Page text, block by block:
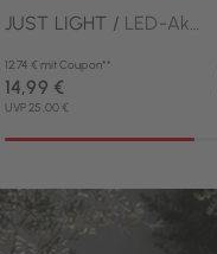
JUST LIGHT / LED-Akku-Tischleuchte 1flg
12,74 € mit Coupon**
UVP 25,00 €
14,99 €